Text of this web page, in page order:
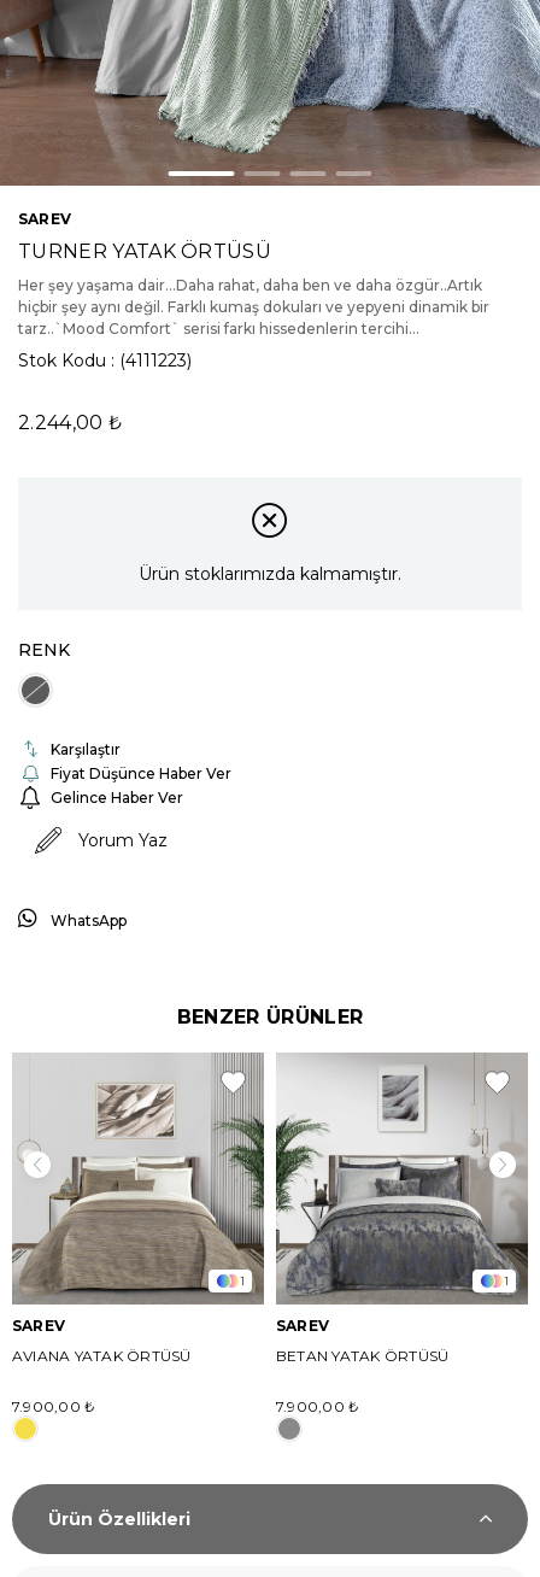
SAREV
TURNER YATAK ÖRTÜSÜ
Her şey yaşama dair…Daha rahat, daha ben ve daha özgür..Artık
hiçbir şey aynı değil. Farklı kumaş dokuları ve yepyeni dinamik bir
tarz..`Mood Comfort` serisi farkı hissedenlerin tercihi...
Stok Kodu (4111223)
2.244,00 ₺
Ürün stoklarımızda kalmamıştır.
RENK
Karşılaştır
Fiyat Düşünce Haber Ver
Gelince Haber Ver
Yorum Yaz
WhatsApp
BENZER ÜRÜNLER
1
SAREV
AVIANA YATAK ÖRTÜSÜ
7.900,00 ₺
1
SAREV
BETAN YATAK ÖRTÜSÜ
7.900,00 ₺
Ürün Özellikleri